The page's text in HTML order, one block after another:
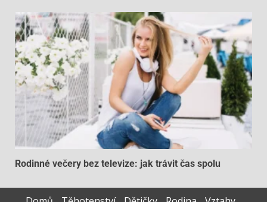
Rodinné večery bez televize: jak trávit čas spolu